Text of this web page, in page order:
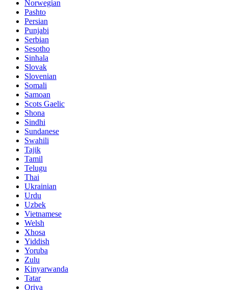
Norwegian
Pashto
Persian
Punjabi
Serbian
Sesotho
Sinhala
Slovak
Slovenian
Somali
Samoan
Scots Gaelic
Shona
Sindhi
Sundanese
Swahili
Tajik
Tamil
Telugu
Thai
Ukrainian
Urdu
Uzbek
Vietnamese
Welsh
Xhosa
Yiddish
Yoruba
Zulu
Kinyarwanda
Tatar
Oriya